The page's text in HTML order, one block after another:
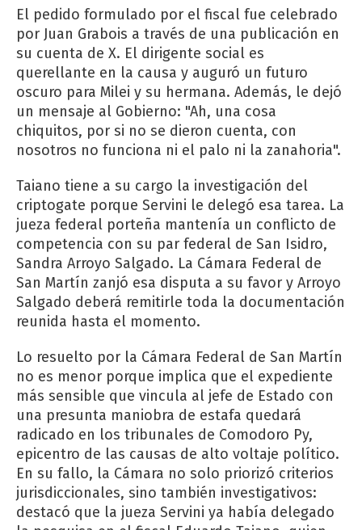
El pedido formulado por el fiscal fue celebrado
por Juan Grabois a través de una publicación en
su cuenta de X. El dirigente social es
querellante en la causa y auguró un futuro
oscuro para Milei y su hermana. Además, le dejó
un mensaje al Gobierno: "Ah, una cosa
chiquitos, por si no se dieron cuenta, con
nosotros no funciona ni el palo ni la zanahoria".
Taiano tiene a su cargo la investigación del
criptogate porque Servini le delegó esa tarea. La
jueza federal porteña mantenía un conflicto de
competencia con su par federal de San Isidro,
Sandra Arroyo Salgado. La Cámara Federal de
San Martín zanjó esa disputa a su favor y Arroyo
Salgado deberá remitirle toda la documentación
reunida hasta el momento.
Lo resuelto por la Cámara Federal de San Martín
no es menor porque implica que el expediente
más sensible que vincula al jefe de Estado con
una presunta maniobra de estafa quedará
radicado en los tribunales de Comodoro Py,
epicentro de las causas de alto voltaje político.
En su fallo, la Cámara no solo priorizó criterios
jurisdiccionales, sino también investigativos:
destacó que la jueza Servini ya había delegado